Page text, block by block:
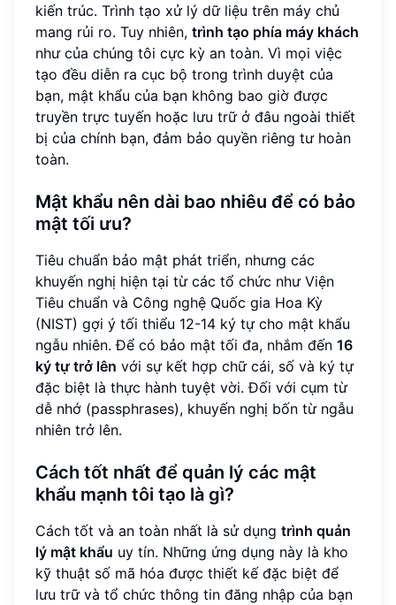
kiến trúc. Trình tạo xử lý dữ liệu trên máy chủ
mang rủi ro. Tuy nhiên, trình tạo phía máy khách
như của chúng tôi cực kỳ an toàn. Vì mọi việc
tạo đều diễn ra cục bộ trong trình duyệt của
bạn, mật khẩu của bạn không bao giờ được
truyền trực tuyến hoặc lưu trữ ở đâu ngoài thiết
bị của chính bạn, đảm bảo quyền riêng tư hoàn
toàn.
Mật khẩu nên dài bao nhiêu để có bảo
mật tối ưu?
Tiêu chuẩn bảo mật phát triển, nhưng các
khuyến nghị hiện tại từ các tổ chức như Viện
Tiêu chuẩn và Công nghệ Quốc gia Hoa Kỳ
(NIST) gợi ý tối thiểu 12-14 ký tự cho mật khẩu
ngẫu nhiên. Để có bảo mật tối đa, nhắm đến 16
ký tự trở lên với sự kết hợp chữ cái, số và ký tự
đặc biệt là thực hành tuyệt vời. Đối với cụm từ
dễ nhớ (passphrases), khuyến nghị bốn từ ngẫu
nhiên trở lên.
Cách tốt nhất để quản lý các mật
khẩu mạnh tôi tạo là gì?
Cách tốt và an toàn nhất là sử dụng trình quản
lý mật khẩu uy tín. Những ứng dụng này là kho
kỹ thuật số mã hóa được thiết kế đặc biệt để
lưu trữ và tổ chức thông tin đăng nhập của bạn